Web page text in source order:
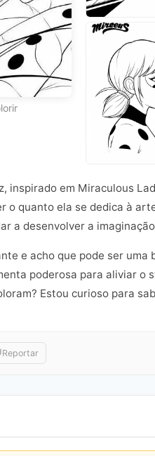
inspirado em Miraculous
quanto ela se dedica à
a desenvolver a
e acho que pode ser uma
poderosa para aliviar o
Estou curioso para
Reportar